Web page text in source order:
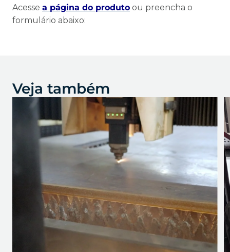
Acesse a página do produto ou preencha o
formulário abaixo:
Veja também